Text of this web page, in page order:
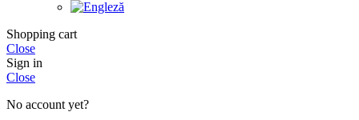
Shopping cart
Close
Sign in
Close
No account yet?